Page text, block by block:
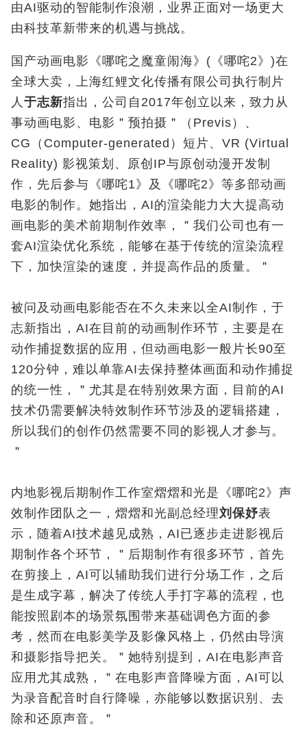
由AI驱动的智能制作浪潮，业界正面对一场更大
由科技革新带来的机遇与挑战。
国产动画电影《哪咤之魔童闹海》(《哪咤2 》 )在
全球大卖， 上海红鲤文化传播有限公司执行制片
人 于志新指出， 公司自 2017年创立以来，致力从
事动画电影、电影＂预拍摄＂（Previs）、
CG（Computer-generated）短片、VR (Virtual
Reality) 影视策划、原创IP与原创动漫开发制
作，先后参与《哪咤1》及《哪咤2 》等多部动画
电影的制作。她指出， AI的渲染能力大大提高动
画电影的美术前期制作效率，＂我们公司也有一
套AI渲染优化系统，能够在基于传统的渲染流程
下，加快渲染的速度，并提高作品的质量。＂
被问及动画电影能否在不久未来以全AI制作， 于
志新指出，AI在目前的动画制作环节，主要是在
动作捕捉数据的应用，但动画电影一般片长90至
120分钟，难以单靠AI去保持整体画面和动作捕捉
的统一性，＂尤其是在特别效果方面，目前的AI
技术仍需要解决特效制作环节涉及的逻辑搭建，
所以我们的创作仍然需要不同的影视人才参与。
＂
内地影视后期制作工作室熠熠和光是《哪咤2》声
效制作团队之一，熠熠和光副总经理刘保妤表
示，随着AI技术越见成熟， AI已逐步走进影视后
期制作各个环节，＂后期制作有很多环节，首先
在剪接上， AI可以辅助我们进行分场工作，之后
是生成字幕，解决了传统人手打字幕的流程，也
能按照剧本的场景氛围带来基础调色方面的参
考，然而在电影美学及影像风格上，仍然由导演
和摄影指导把关。＂她特别提到， AI在电影声音
应用尤其成熟，＂在电影声音降噪方面， AI可以
为录音配音时自行 降噪，亦能够以数据识别、去
除和还原声音。＂